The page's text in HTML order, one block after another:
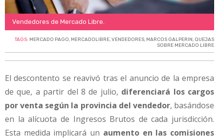
Vendedores de Mercado Libre.
TAGS: MERCADO PAGO, MERCADOLIBRE,VENDEDORES, MARCOS GALPERIN, QUEJAS
SOBRE MERCADO LIBRE
El descontento se reavivó tras el anuncio de la empresa
de que, a partir del 8 de julio, diferenciará los cargos
por venta según la provincia del vendedor, basándose
en la alícuota de Ingresos Brutos de cada jurisdicción.
Esta medida implicará un aumento en las comisiones